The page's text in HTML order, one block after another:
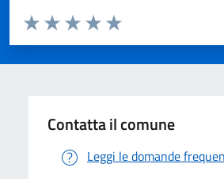
Valuta da 1 a 5 stelle la pagina
Valuta 5 stelle su 5
Valuta 4 stelle su 5
Valuta 3 stelle su 5
Valuta 2 stelle su 5
Valuta 1 stelle su 5
Contatta il comune
Leggi le domande